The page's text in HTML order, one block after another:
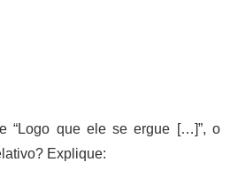
“Logo que ele se ergue […]”, o
Explique: